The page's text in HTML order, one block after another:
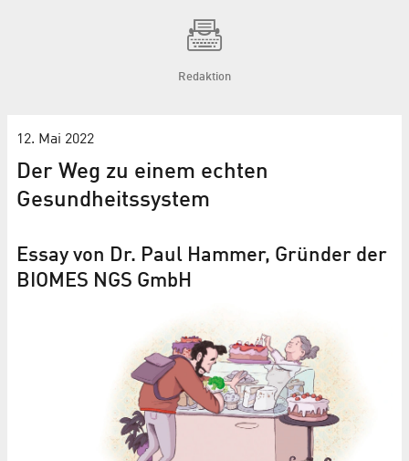
Redaktion
12. Mai 2022
Der Weg zu einem echten
Gesundheitssystem
Essay von Dr. Paul Hammer, Gründer der
BIOMES NGS GmbH